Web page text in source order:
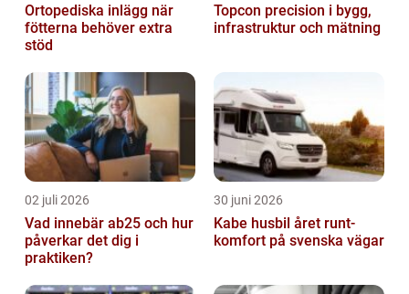
Ortopediska inlägg när
fötterna behöver extra
stöd
Topcon precision i bygg,
infrastruktur och mätning
02 juli 2026
Vad innebär ab25 och hur
påverkar det dig i
praktiken?
30 juni 2026
Kabe husbil året runt-
komfort på svenska vägar